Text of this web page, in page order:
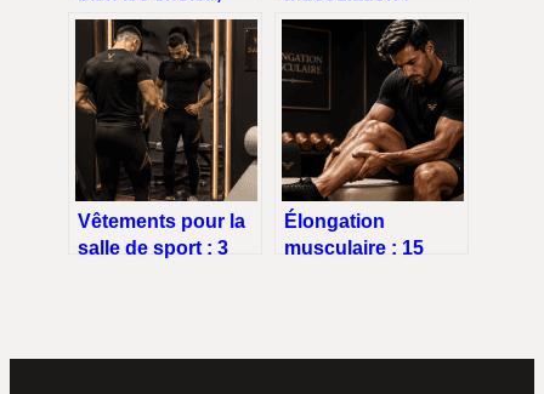
bien les utiliser,
éviter les blessures
prévenir,
reconnaître et bien
récupérer
Vêtements pour la
salle de sport : 3
Élongation
musculaire : 15